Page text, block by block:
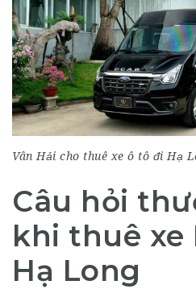
Vân Hải cho thuê xe ô tô đi Hạ
Câu hỏi
khi thuê xe
Hạ Long